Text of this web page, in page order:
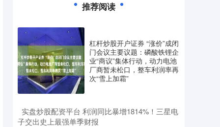
推荐阅读
杠杆炒股开户证券 “涨价”成闭
门会议主要议题：磷酸铁锂企
业“商议”集体行动，动力电池
厂商暂未松口，整车利润率再
次“雪上加霜”
​实盘炒股配资平台 利润同比暴增1814%！三星电
子交出史上最强单季财报